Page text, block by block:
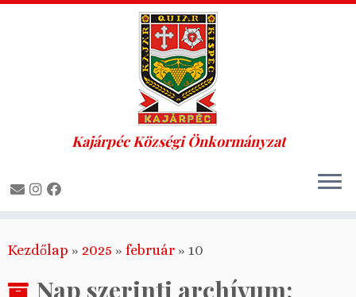
to
Kajárpéc Községi Önkormányzat
Kezdőlap » 2025 » február » 10
Nap szerinti archívum: